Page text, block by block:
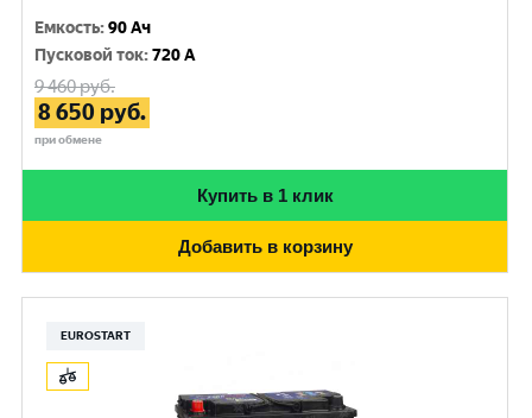
Емкость:90 Ач
Пусковой ток:720 A
9 460руб.
8 650 руб.
при обмене
Купить в 1 клик
Добавить в корзину
EUROSTART